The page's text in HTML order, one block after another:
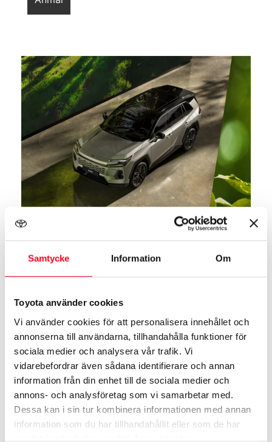
Samtycke Information Om
Toyota använder cookies
Vi använder cookies för att personalisera innehållet och
annonserna till användarna, tillhandahålla funktioner för
sociala medier och analysera vår trafik. Vi
vidarebefordrar även sådana identifierare och annan
information från din enhet till de sociala medier och
annons- och analysföretag som vi samarbetar med.
Dessa kan i sin tur kombinera informationen med annan
information som du har tillhandahållit eller som de har
samlat in när du har använt deras tjänster.
Nya RAV4 Hybrid
Nya RAV4 Hybrid med
uppdaterad design och
förbättrad säkerhet
Active Hybrid AWD-i
Pris från 459.900 kr*
Easy Billån från 4.589 kr/mån*
Easy Privatleasing från 5.995 kr/mån*
(inkl. 1.500 mil/år)